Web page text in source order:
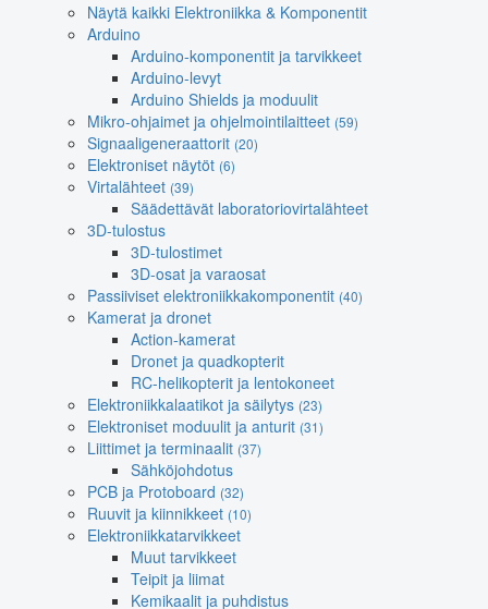
Näytä kaikki Elektroniikka & Komponentit
Arduino
Arduino-komponentit ja tarvikkeet
Arduino-levyt
Arduino Shields ja moduulit
Mikro-ohjaimet ja ohjelmointilaitteet (59)
Signaaligeneraattorit (20)
Elektroniset näytöt (6)
Virtalähteet (39)
Säädettävät laboratoriovirtalähteet
3D-tulostus
3D-tulostimet
3D-osat ja varaosat
Passiiviset elektroniikkakomponentit (40)
Kamerat ja dronet
Action-kamerat
Dronet ja quadkopterit
RC-helikopterit ja lentokoneet
Elektroniikkalaatikot ja säilytys (23)
Elektroniset moduulit ja anturit (31)
Liittimet ja terminaalit (37)
Sähköjohdotus
PCB ja Protoboard (32)
Ruuvit ja kiinnikkeet (10)
Elektroniikkatarvikkeet
Muut tarvikkeet
Teipit ja liimat
Kemikaalit ja puhdistus